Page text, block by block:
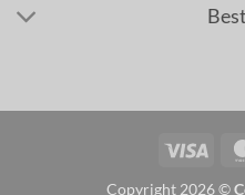
Visa
Copyright 2026 ©